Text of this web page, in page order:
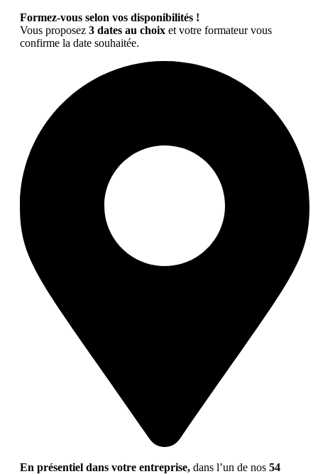
Formez-vous selon vos disponibilités !
Vous proposez 3 dates au choix et votre formateur vous
confirme la date souhaitée.
En présentiel dans votre entreprise, dans l’un de nos 54